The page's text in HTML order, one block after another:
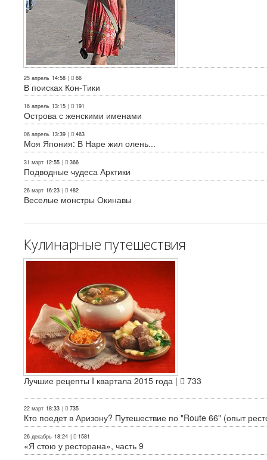
25 апрель 14:58 | 66
В поисках Кон-Тики
16 апрель 13:15 | 191
Острова с женскими именами
06 апрель 13:39 | 463
Моя Япония: В Наре жил олень...
31 март 12:55 | 366
Подводные чудеса Арктики
26 март 16:23 | 482
Веселые монстры Окинавы
Кулинарные путешествия
Лучшие рецепты I квартала 2015 года | 733
22 март 18:33 | 735
Кто поедет в Аризону? Путешествие по "Route 66" (опыт
26 декабрь 18:24 | 1581
«Я стою у ресторана», часть 9